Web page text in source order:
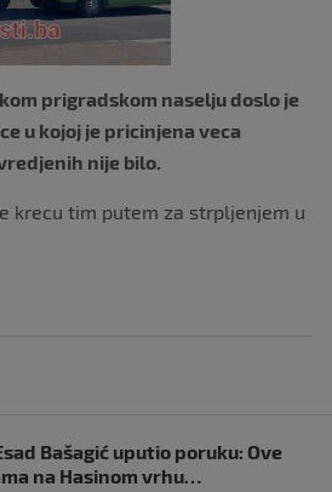
prigradskom naselju doslo je
u kojoj je pricinjena veca
nije bilo.
krecu tim putem za strpljenjem u
Bašagić uputio poruku: Ove
na Hasinom vrhu…